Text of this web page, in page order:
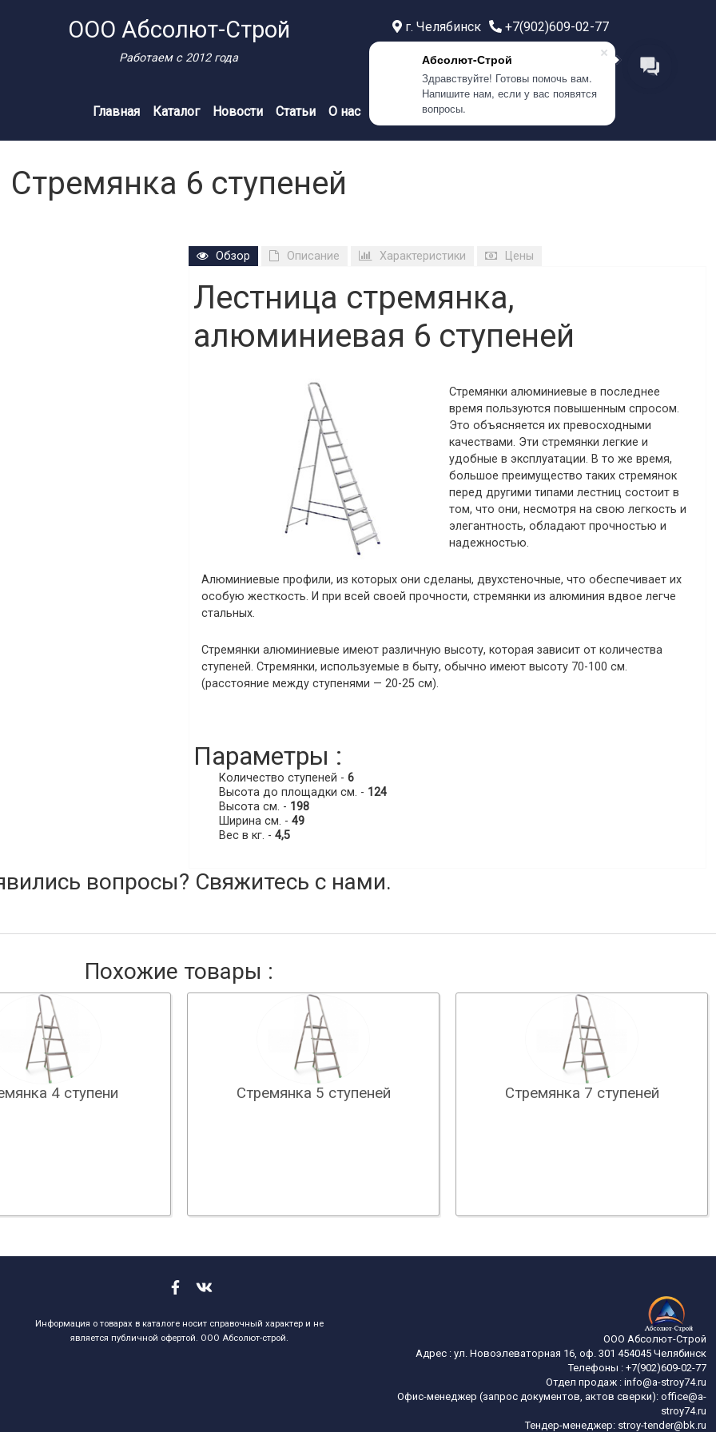
Абсолют-Строй
Здравствуйте! Готовы помочь вам.
Напишите нам, если у вас появятся
вопросы.
ООО Абсолют-Строй
Работаем с 2012 года
г. Челябинск
+7(902)609-02-77
+7(999)586-21-77
г. Самара
+7(908)0400-304
Главная Каталог Новости Статьи О нас Контакты
Стремянка 6 ступеней
Обзор Описание Характеристики Цены
Лестница стремянка,
алюминиевая 6 ступеней
Стремянки алюминиевые в последнее
время пользуются повышенным спросом.
Это объясняется их превосходными
качествами. Эти стремянки легкие и
удобные в эксплуатации. В то же время,
большое преимущество таких стремянок
перед другими типами лестниц состоит в
том, что они, несмотря на свою легкость и
элегантность, обладают прочностью и
надежностью.
Алюминиевые профили, из которых они сделаны, двухстеночные, что обеспечивает их
особую жесткость. И при всей своей прочности, стремянки из алюминия вдвое легче
стальных.
Стремянки алюминиевые имеют различную высоту, которая зависит от количества
ступеней. Стремянки, используемые в быту, обычно имеют высоту 70-100 см.
(расстояние между ступенями — 20-25 см).
Параметры :
Количество ступеней - 6
Высота до площадки см. - 124
Высота см. - 198
Ширина см. - 49
Вес в кг. - 4,5
вопросы? Свяжитесь с нами.
Похожие товары :
4 ступени Стремянка 5 ступеней Стремянка 7 ступеней
Информация о товарах в каталоге носит справочный характер и не
является публичной офертой. ООО Абсолют-строй.
ООО Абсолют-Строй
Адрес : ул. Новоэлеваторная 16, оф. 301 454045 Челябинск
Телефоны : +7(902)609-02-77
Отдел продаж : info@a-stroy74.ru
Офис-менеджер (запрос документов, актов сверки): office@a-
stroy74.ru
Тендер-менеджер: stroy-tender@bk.ru